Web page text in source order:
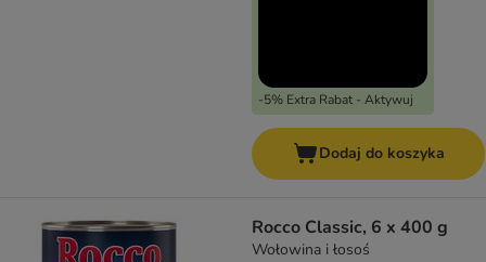
-5% Extra Rabat - Aktywuj
Dodaj do koszyka
Rocco Classic, 6 x 400 g
Wołowina i łosoś